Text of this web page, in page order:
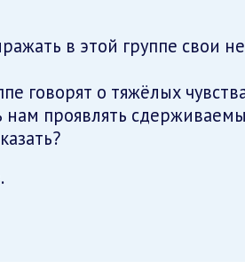
в этой группе свои
говорят о тяжёлых
проявлять